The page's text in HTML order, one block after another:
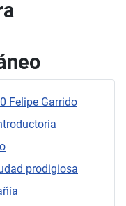
Felipe Garrido
prodigiosa